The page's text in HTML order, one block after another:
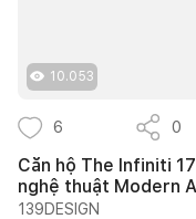
10.053
6 0
Căn hộ The Infiniti
nghệ thuật Modern
139DESIGN